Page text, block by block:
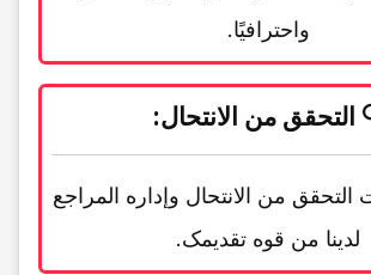
واحترافیًا.
التحقق من الانتحال:
من الانتحال وإداره المراجع
لدینا من قوه تقدیمک.